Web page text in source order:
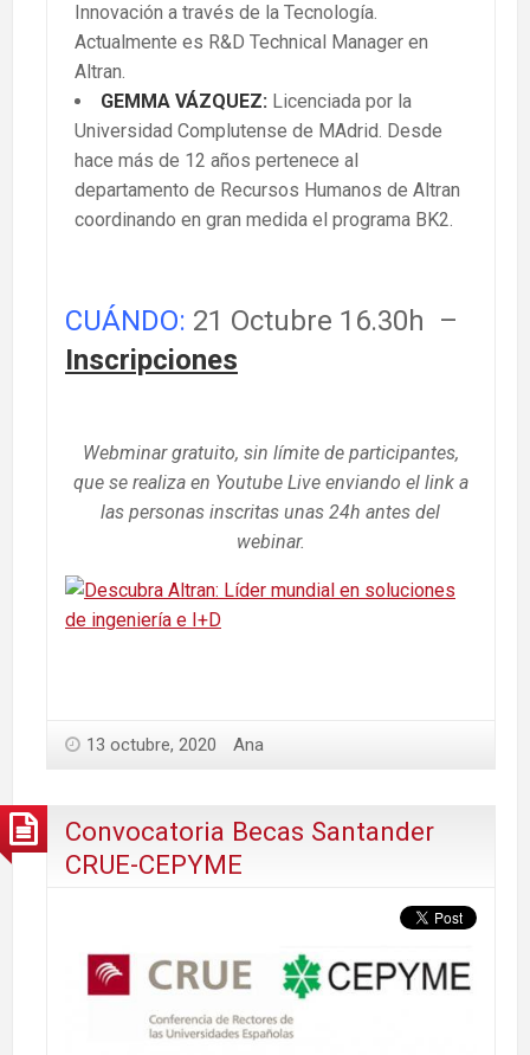
Innovación a través de la Tecnología.
Actualmente es R&D Technical Manager en
Altran.
GEMMA VÁZQUEZ: Licenciada por la
Universidad Complutense de MAdrid. Desde
hace más de 12 años pertenece al
departamento de Recursos Humanos de Altran
coordinando en gran medida el programa BK2.
CUÁNDO: 21 Octubre 16.30h –
Inscripciones
Webminar gratuito, sin límite de participantes,
que se realiza en Youtube Live enviando el link a
las personas inscritas unas 24h antes del
webinar.
13 octubre, 2020 Ana
Convocatoria Becas Santander
CRUE-CEPYME